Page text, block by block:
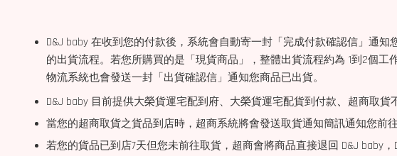
D&J baby 在收到您的付款後，系統會自動寄一封「完成付款確認信」通
的出貨流程。若您所購買的是「現貨商品」，整體出貨流程約為 1到2個
物流系統也會發送一封「出貨確認信」通知您商品已出貨。
D&J baby 目前提供大榮貨運宅配到府、大榮貨運宅配貨到付款、
超商取貨
當您的超商取貨之貨品到店時，超商系統將會發送取貨通知簡訊通知您前往
若您的貨品已到店7天但您未前往取貨，超商會將商品直接退回 D&J baby